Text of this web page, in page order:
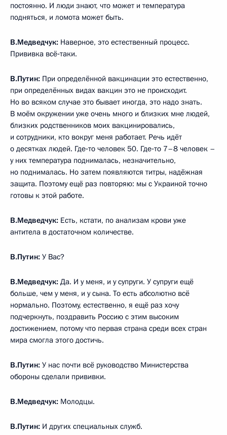
постоянно. И люди знают, что может и температура
подняться, и ломота может быть.
В.Медведчук: Наверное, это естественный процесс.
Прививка всё‑таки.
В.Путин: При определённой вакцинации это естественно,
при определённых видах вакцин это не происходит.
Но во всяком случае это бывает иногда, это надо знать.
В моём окружении уже очень много и близких мне людей,
близких родственников моих вакцинировались,
и сотрудники, кто вокруг меня работает. Речь идёт
о десятках людей. Где‑то человек 50. Где‑то 7–8 человек –
у них температура поднималась, незначительно,
но поднималась. Но затем появляются титры, надёжная
защита. Поэтому ещё раз повторяю: мы с Украиной точно
готовы к этой работе.
В.Медведчук: Есть, кстати, по анализам крови уже
антитела в достаточном количестве.
В.Путин: У Вас?
В.Медведчук: Да. И у меня, и у супруги. У супруги ещё
больше, чем у меня, и у сына. То есть абсолютно всё
нормально. Поэтому, естественно, я ещё раз хочу
подчеркнуть, поздравить Россию с этим высоким
достижением, потому что первая страна среди всех стран
мира смогла этого достичь.
В.Путин: У нас почти всё руководство Министерства
обороны сделали прививки.
В.Медведчук: Молодцы.
В.Путин: И других специальных служб.